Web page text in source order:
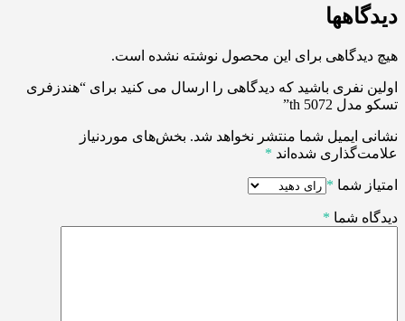
دیدگاهها
هیچ دیدگاهی برای این محصول نوشته نشده است.
اولین نفری باشید که دیدگاهی را ارسال می کنید برای “هندزفری
تسکو مدل th 5072”
نشانی ایمیل شما منتشر نخواهد شد. بخش‌های موردنیاز
علامت‌گذاری شده‌اند *
امتیاز شما *
دیدگاه شما *